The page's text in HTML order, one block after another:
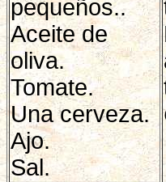
pequeños..
Aceite de
oliva.
Tomate.
Una cerveza.
Ajo.
Sal.